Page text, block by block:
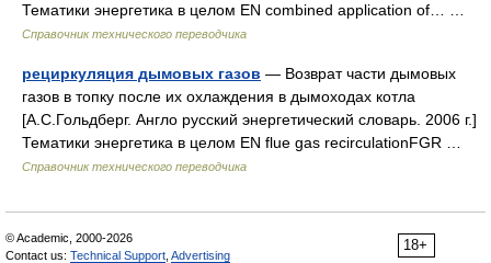
Тематики энергетика в целом EN combined application of… …
Справочник технического переводчика
рециркуляция дымовых газов — Возврат части дымовых
газов в топку после их охлаждения в дымоходах котла
[А.С.Гольдберг. Англо русский энергетический словарь. 2006 г.]
Тематики энергетика в целом EN flue gas recirculationFGR …
Справочник технического переводчика
18+
© Academic, 2000-2026
Contact us: Technical Support Advertising